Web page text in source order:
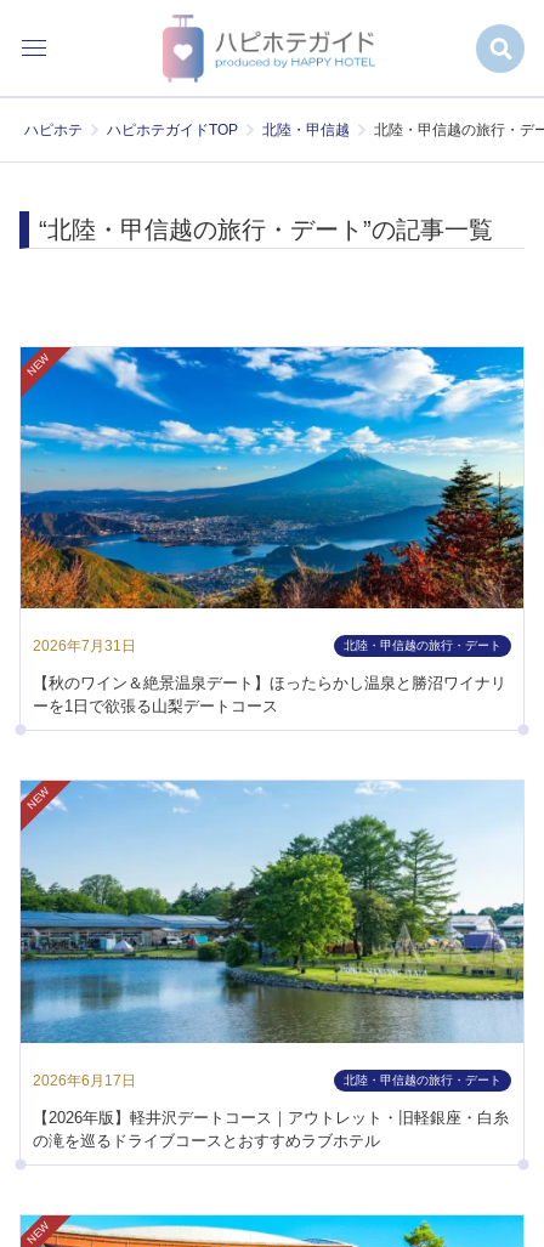
ハピホテ ハピホテガイドTOP 北陸・甲信越 北陸・甲信越の旅行・デ
“北陸・甲信越の旅行・デート”の記事一覧
2026年7月31日 北陸・甲信越の旅行・デート
【秋のワイン＆絶景温泉デート】ほったらかし温泉と勝沼ワイナリ
ーを1日で欲張る山梨デートコース
NEW
2026年6月17日 北陸・甲信越の旅行・デート
【2026年版】軽井沢デートコース｜アウトレット・旧軽銀座・白糸
の滝を巡るドライブコースとおすすめラブホテル
NEW
NEW